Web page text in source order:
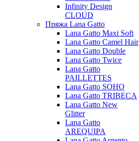
Infinity Design
CLOUD
Пряжа Lana Gatto
Lana Gatto Maxi Soft
Lana Gatto Camel Hair
Lana Gatto Double
Lana Gatto Twice
Lana Gatto
PAILLETTES
Lana Gatto SOHO
Lana Gatto TRIBECA
Lana Gatto New
Glitter
Lana Gatto
AREQUIPA